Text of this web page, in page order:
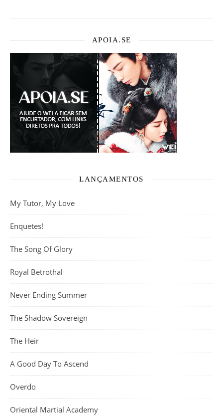
APOIA.SE
LANÇAMENTOS
My Tutor, My Love
Enquetes!
The Song Of Glory
Royal Betrothal
Never Ending Summer
The Shadow Sovereign
The Heir
A Good Day To Ascend
Overdo
Oriental Martial Academy